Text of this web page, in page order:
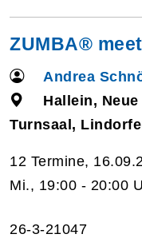
ZUMBA®
Andrea
Hallein,
Turnsaal,
12 Termine,
Mi., 19:00 - 20:00
26-3-21047